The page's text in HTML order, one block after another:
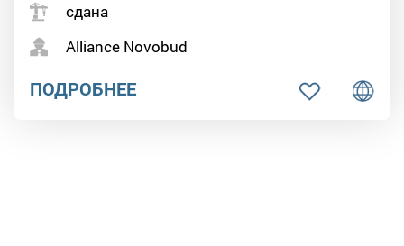
сдана
Alliance Novobud
ПОДРОБНЕЕ